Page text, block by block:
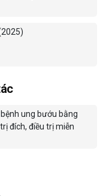
ung bướu bằng
đích, điều trị miễn